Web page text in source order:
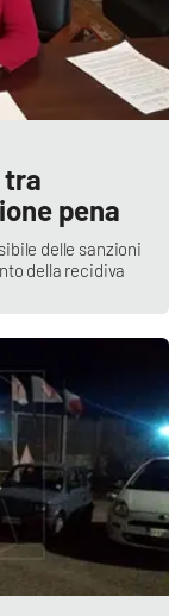
tra
pena
delle sanzioni
della recidiva